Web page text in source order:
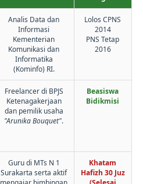
Analis Data dan
Informasi
Kementerian
Komunikasi dan
Informatika
(Kominfo) RI.
Lolos CPNS
2014
PNS Tetap
2016
Freelancer di BPJS
Ketenagakerjaan
dan pemilik usaha
"Arunika Bouquet".
Beasiswa
Bidikmisi
Guru di MTs N 1
Surakarta serta aktif
Khatam
Hafizh 30 Juz